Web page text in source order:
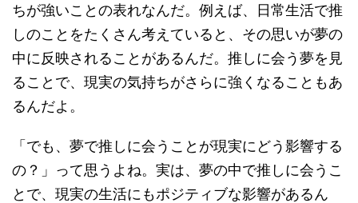
ちが強いことの表れなんだ。例えば、日常生活で推
しのことをたくさん考えていると、その思いが夢の
中に反映されることがあるんだ。推しに会う夢を見
ることで、現実の気持ちがさらに強くなることもあ
るんだよ。
「でも、夢で推しに会うことが現実にどう影響する
の？」って思うよね。実は、夢の中で推しに会うこ
とで、現実の生活にもポジティブな影響があるん